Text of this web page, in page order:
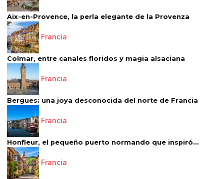
Aix-en-Provence, la perla elegante de la Provenza
Francia
Colmar, entre canales floridos y magia alsaciana
Francia
Bergues: una joya desconocida del norte de Francia
Francia
Honfleur, el pequeño puerto normando que inspiró...
Francia